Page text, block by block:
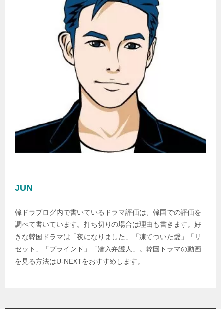
JUN
韓ドラブログ内で書いているドラマ評価は、韓国での評価を
調べて書いています。打ち切りの場合は理由も書きます。好
きな韓国ドラマは「夜になりました」「凍てついた愛」「リ
セット」「ブラインド」「潜入弁護人」。韓国ドラマの動画
を見る方法はU-NEXTをおすすめします。